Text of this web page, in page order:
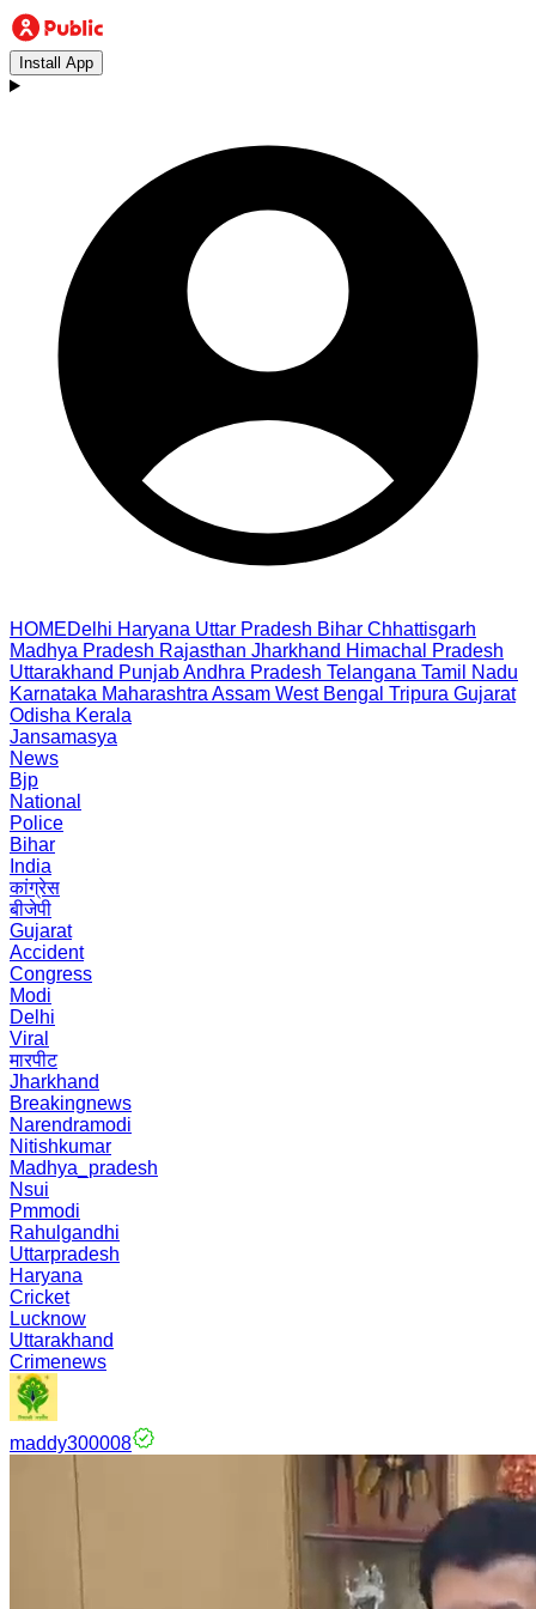
Install App
HOMEDelhi Haryana Uttar Pradesh Bihar Chhattisgarh
Madhya Pradesh Rajasthan Jharkhand Himachal Pradesh
Uttarakhand PunjabAndhra Pradesh Telangana Tamil Nadu
Karnataka Maharashtra Assam West Bengal Tripura Gujarat
Odisha Kerala
Jansamasya
News
Bjp
National
Police
Bihar
India
कांग्रेस
बीजेपी
Gujarat
Accident
Congress
Modi
Delhi
Viral
मारपीट
Jharkhand
Breakingnews
Narendramodi
Nitishkumar
Madhya_pradesh
Nsui
Pmmodi
Rahulgandhi
Uttarpradesh
Haryana
Cricket
Lucknow
Uttarakhand
Crimenews
maddy300008